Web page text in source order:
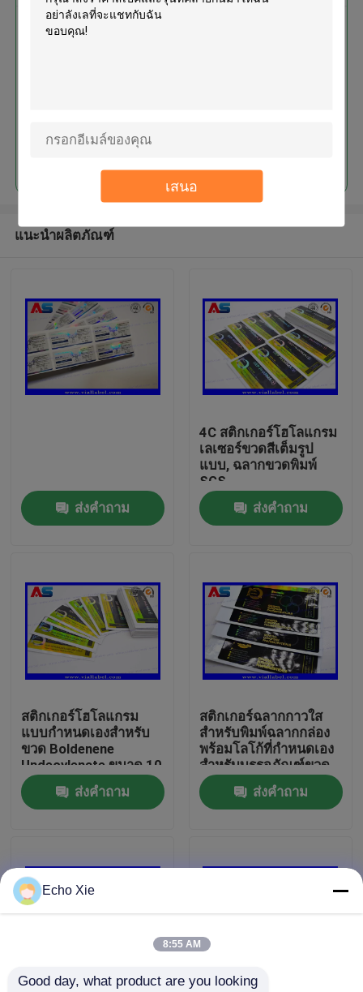
เสนอ
บ้าน
เกี่ยวกับเรา
ทัวร์โรงงาน
ควบคุมคุณภาพ
ติดต่อเรา
10ml Vial Labels
ฉลากขวดเล็ก
แนะนำผลิตภัณฑ์
ส่งคำถาม
4C สติกเกอร์โฮโลแกรม
เลเซอร์ขวดสีเต็มรูป
แบบ, ฉลากขวดพิมพ์
SGS
ส่งคำถาม
สติกเกอร์โฮโลแกรม
แบบกำหนดเองสำหรับ
ขวด Boldenene
Undecylenate ขนาด 10
มล. ฉลากขวดขนาด 10
มล. กาวเหนียวพิเศษ
พร้อมเอฟเฟกต์เลเซอร์
ส่งคำถาม
สติกเกอร์ฉลากกาวใส
สำหรับพิมพ์ฉลากกล่อง
พร้อมโลโก้ที่กำหนดเอง
สำหรับบรรจุภัณฑ์ขวด
แอมพูลยา
ส่งคำถาม
Echo Xie
8:55 AM
Good day, what product are you looking